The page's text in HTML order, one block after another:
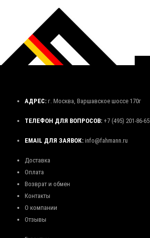
АДРЕС: г. Москва, Варшавское шоссе 170г
ТЕЛЕФОН ДЛЯ ВОПРОСОВ: +7 (495) 201-86-65
EMAIL ДЛЯ ЗАЯВОК: info@fahmann.ru
Доставка
Оплата
Возврат и обмен
Контакты
О компании
Отзывы